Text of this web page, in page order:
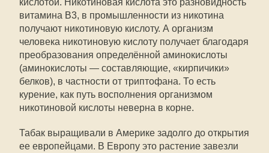
кислотой. Никотиновая кислота это разновидность
витамина B3, в промышленности из никотина
получают никотиновую кислоту. А организм
человека никотиновую кислоту получает благодаря
преобразования определённой аминокислоты
(аминокислоты — составляющие, «кирпичики»
белков), в частности от триптофана. То есть
курение, как путь восполнения организмом
никотиновой кислоты неверна в корне.
Табак выращивали в Америке задолго до открытия
ее европейцами. В Европу это растение завезли